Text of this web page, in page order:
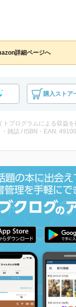
詳細ページへ
購入ストア
トプログラムによる収益を
雑誌 / ISBN・EAN: